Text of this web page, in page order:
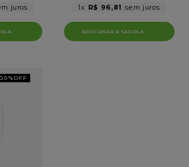
1 R$ 96,81
30%OFF